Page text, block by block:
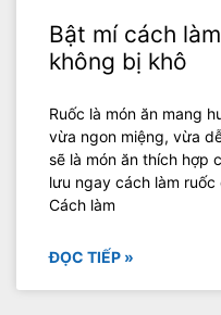
Bật mí cách
không bị khô
Ruốc là món ăn mang
vừa ngon miệng, vừa
sẽ là món ăn thích hợp
lưu ngay cách làm
Cách làm
ĐỌC TIẾP »